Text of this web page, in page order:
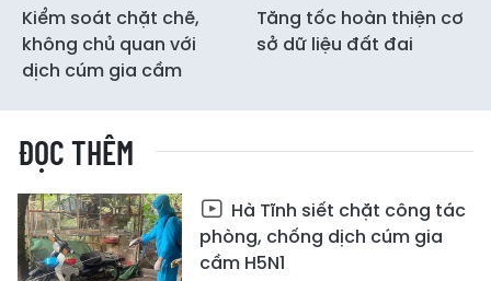
Kiểm soát chặt chẽ,
không chủ quan với
dịch cúm gia cầm
Tăng tốc hoàn thiện cơ
sở dữ liệu đất đai
ĐỌC THÊM
Hà Tĩnh siết chặt công tác
phòng, chống dịch cúm gia
cầm H5N1